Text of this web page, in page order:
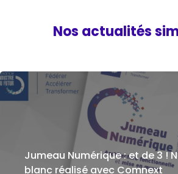
Nos actualités
Jumeau Numérique : et de 3 !
blanc réalisé avec Comnext